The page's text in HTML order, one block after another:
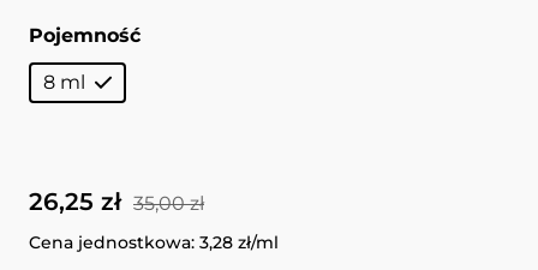
Pojemność
8 ml
35,00 zł
26,25 zł
Cena jednostkowa: 3,28 zł/ml